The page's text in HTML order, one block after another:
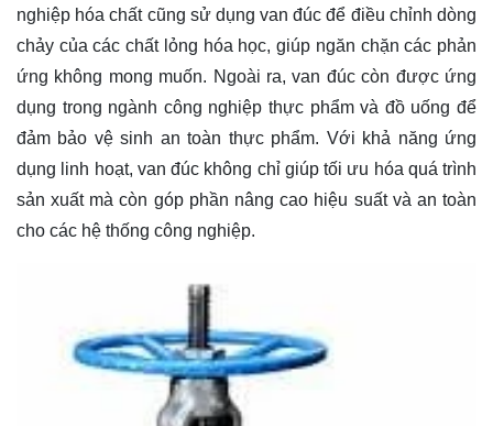
nghiệp hóa chất cũng sử dụng van đúc để điều chỉnh dòng
chảy của các chất lỏng hóa học, giúp ngăn chặn các phản
ứng không mong muốn. Ngoài ra, van đúc còn được ứng
dụng trong ngành công nghiệp thực phẩm và đồ uống để
đảm bảo vệ sinh an toàn thực phẩm. Với khả năng ứng
dụng linh hoạt, van đúc không chỉ giúp tối ưu hóa quá trình
sản xuất mà còn góp phần nâng cao hiệu suất và an toàn
cho các hệ thống công nghiệp.